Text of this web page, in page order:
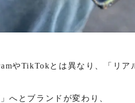
やTikTokとは異なり、「リア
へとブランドが変わり、